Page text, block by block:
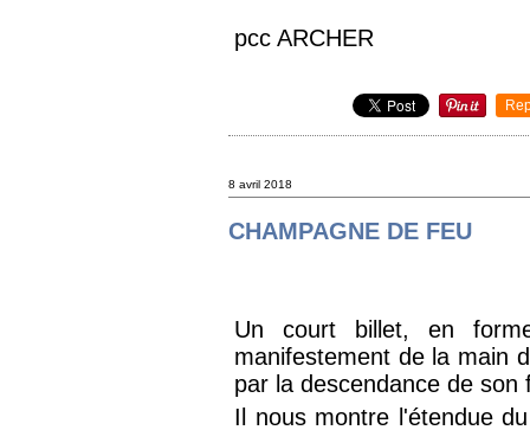
pcc ARCHER
8 avril 2018
CHAMPAGNE DE FEU
Un court billet, en
manifestement de la main
par la descendance de son
Il nous montre l'étendue